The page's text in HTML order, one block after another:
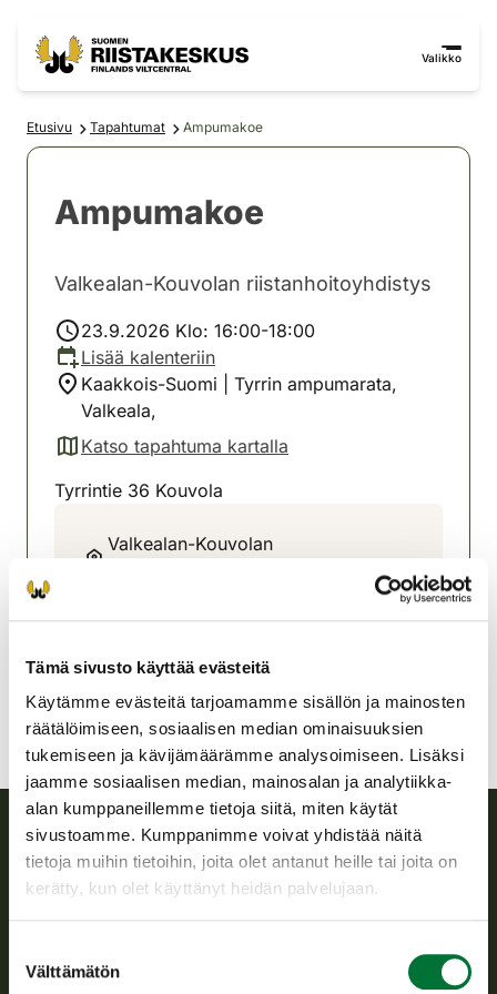
Tämä sivusto käyttää evästeitä
Käytämme evästeitä tarjoamamme sisällön ja mainosten
räätälöimiseen, sosiaalisen median ominaisuuksien
tukemiseen ja kävijämäärämme analysoimiseen. Lisäksi
jaamme sosiaalisen median, mainosalan ja analytiikka-
alan kumppaneillemme tietoja siitä, miten käytät
sivustoamme. Kumppanimme voivat yhdistää näitä
tietoja muihin tietoihin, joita olet antanut heille tai joita on
kerätty, kun olet käyttänyt heidän palvelujaan.
valinta
Välttämätön
Valikko
Etusivu Tapahtumat Ampumakoe
Ampumakoe
Valkealan-Kouvolan riistanhoitoyhdistys
23.9.2026 Klo: 16:00-18:00
Lisää kalenteriin
Kaakkois-Suomi | Tyrrin ampumarata,
Valkeala,
Katso tapahtuma kartalla
(avautuu uuteen välilehteen)
Tyrrintie 36 Kouvola
Valkealan-Kouvolan
050 556 3598
Suomen riistakeskus
toimeenpanosta sekä vastaa sille säädetyistä julkisista